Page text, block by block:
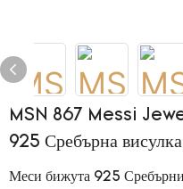
MSN 867 Messi
925 Сребърна висулка
Меси бижута 925